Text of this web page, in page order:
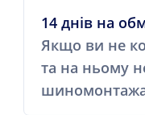
14 днів на
Якщо ви не
та на ньому